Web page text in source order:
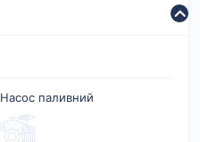
Насос паливний